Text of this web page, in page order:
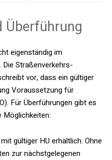
Überführung
eigenständig im
Straßenverkehrs-
vor, dass ein gültiger
Voraussetzung für
Für Überführungen gibt es
Möglichkeiten:
gültiger HU erhältlich. Ohne
zur nächstgelegenen